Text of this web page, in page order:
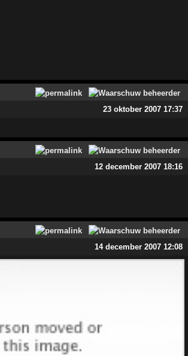
23 oktober 2007 17:37
12 december 2007 18:16
14 december 2007 12:08